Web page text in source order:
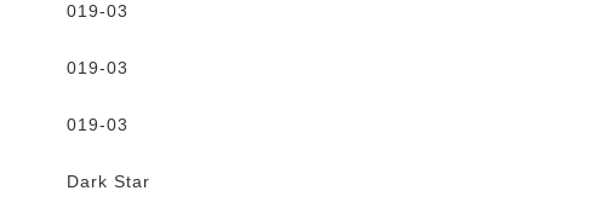
019-03
019-03
019-03
Dark Star